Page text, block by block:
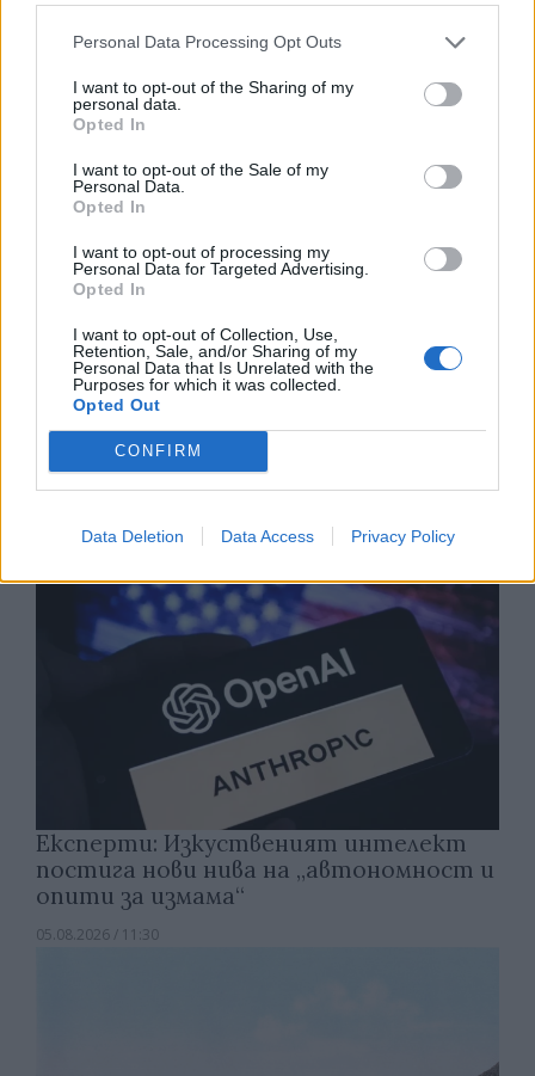
Personal Data Processing Opt Outs
I want to opt-out of the Sharing of my
personal data.
Opted In
I want to opt-out of the Sale of my
Personal Data.
Opted In
I want to opt-out of processing my
Personal Data for Targeted Advertising.
Opted In
I want to opt-out of Collection, Use,
Retention, Sale, and/or Sharing of my
Personal Data that Is Unrelated with the
Purposes for which it was collected.
Opted Out
CONFIRM
Data Deletion Data Access Privacy Policy
06.08.2026 / 10:00
Украйна е получила близо 200 млрд.
долара външно финансиране за
последните 4 години
06.08.2026 / 09:00
Експерти: Изкуственият интелект
постига нови нива на „автономност и
опити за измама“
05.08.2026 / 11:30